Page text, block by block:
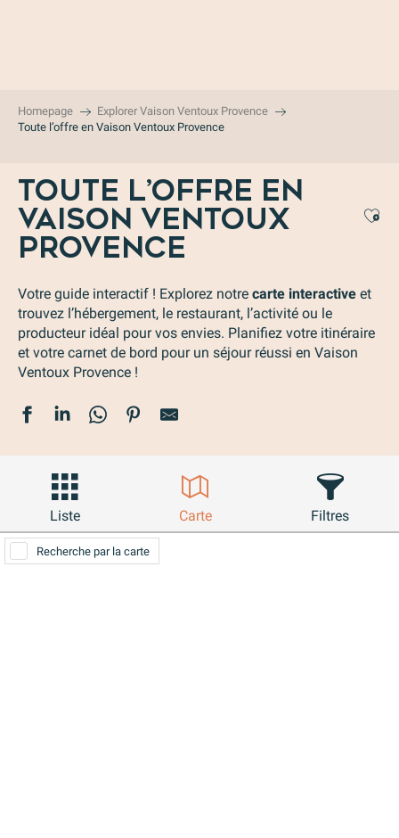
Homepage
Explorer Vaison Ventoux Provence
Toute l’offre en Vaison Ventoux Provence
TOUTE L’OFFRE EN
VAISON VENTOUX
PROVENCE
Votre guide interactif ! Explorez notre carte interactive et
trouvez l’hébergement, le restaurant, l’activité ou le
producteur idéal pour vos envies. Planifiez votre itinéraire
et votre carnet de bord pour un séjour réussi en Vaison
Ventoux Provence !
Liste Carte Filtres
Recherche par la carte